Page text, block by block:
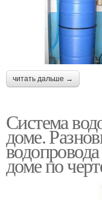
Водоснабжения с
погружным
читать дальше →
Система
доме.
доме по